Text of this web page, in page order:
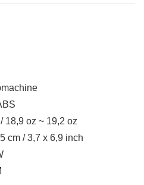
18,9 oz ~ 19,2 oz
cm / 3,7 x 6,9 inch